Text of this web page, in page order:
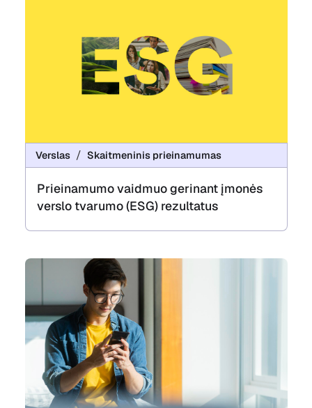
Verslas Skaitmeninis prieinamumas
Prieinamumo vaidmuo gerinant įmonės
verslo tvarumo (ESG) rezultatus